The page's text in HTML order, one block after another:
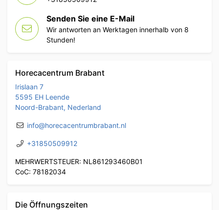
Senden Sie eine E-Mail
Wir antworten an Werktagen innerhalb von 8
Stunden!
Horecacentrum Brabant
Irislaan 7
5595 EH Leende
Noord-Brabant, Nederland
info@horecacentrumbrabant.nl
+31850509912
MEHRWERTSTEUER: NL861293460B01
CoC: 78182034
Die Öffnungszeiten